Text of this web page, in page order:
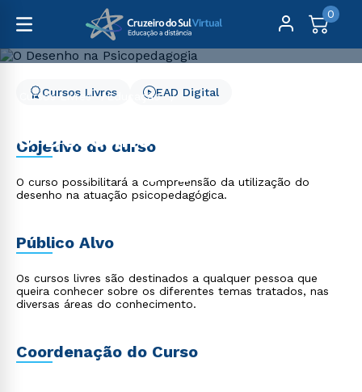
0
Cursos Livres
Educação
O Desenho na
Psicopedagogia
Cursos Livres EAD Digital
Objetivo do curso
O curso possibilitará a compreensão da utilização do
desenho na atuação psicopedagógica.
Público Alvo
Os cursos livres são destinados a qualquer pessoa que
queira conhecer sobre os diferentes temas tratados, nas
diversas áreas do conhecimento.
Coordenação do Curso